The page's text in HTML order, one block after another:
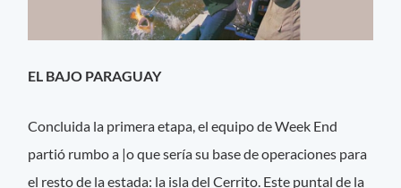
EL BAJO PARAGUAY
Concluida la primera etapa, el equipo de Week End
partió rumbo a |o que sería su base de operaciones para
el resto de la estada: la isla del Cerrito. Este puntal de la